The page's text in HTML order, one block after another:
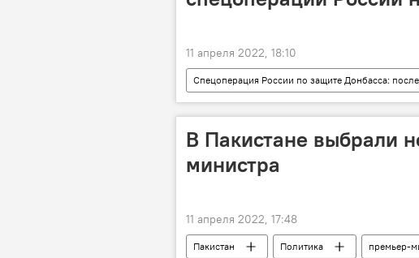
11 апреля 2022, 18:10
Спецоперация России по защите Донбасса:
Украина
Политика США
В Пакистане выбрали
министра
11 апреля 2022, 17:48
Пакистан Политика премьер-